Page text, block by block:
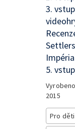
3.
5. vstup
Vyrobeno
2015
Pro děti